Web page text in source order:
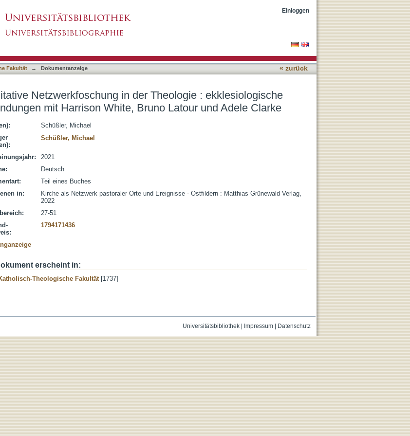
Einloggen
Fakultät → Dokumentanzeige « zurück
Netzwerkfoschung in der Theologie : ekklesiologische
mit Harrison White, Bruno Latour und Adele Clarke
Schüßler, Michael
Schüßler, Michael
2021
Deutsch
Teil eines Buches
in:
Kirche als Netzwerk pastoraler Orte und Ereignisse - Ostfildern : Matthias Grünewald Verlag,
2022
27-51
1794171436
erscheint in:
Theologische Fakultät[1737]
Universitätsbibliothek| Impressum| Datenschutz